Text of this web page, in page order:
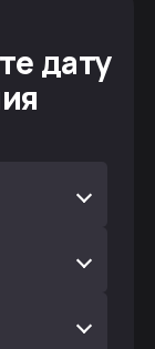
дату